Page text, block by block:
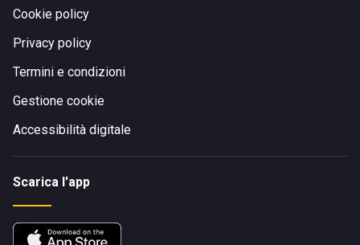
Cookie policy
Privacy policy
Termini e condizioni
Gestione cookie
Accessibilità digitale
Scarica l'app